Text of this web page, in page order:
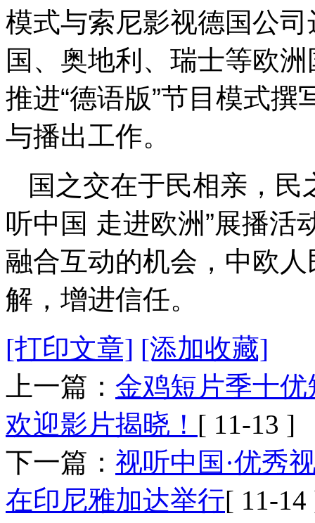
模式与索尼影视德国公
国、奥地利、瑞士等欧
推进“德语版”节目模式
与播出工作。
国之交在于民相亲，民
听中国 走进欧洲”展播活
融合互动的机会，中欧
解，增进信任。
[打印文章] [添加收藏]
上一篇： 金鸡短片季十
欢迎影片揭晓！ [ 11-13 ]
下一篇： 视听中国·优秀
在印尼雅加达举行[ 11-14